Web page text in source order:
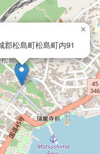
郡松島町松島町内91
×